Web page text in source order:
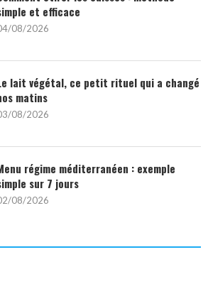
et efficace
08/2026
lait végétal, ce petit rituel qui a changé
matins
08/2026
régime méditerranéen : exemple
sur 7 jours
08/2026